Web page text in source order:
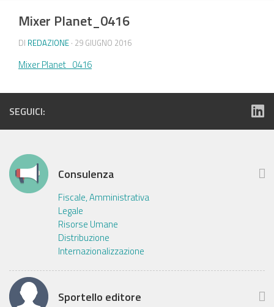
Mixer Planet_0416
DI REDAZIONE · 29 GIUGNO 2016
Mixer Planet_0416
SEGUICI:
Consulenza
Fiscale, Amministrativa
Legale
Risorse Umane
Distribuzione
Internazionalizzazione
Sportello editore